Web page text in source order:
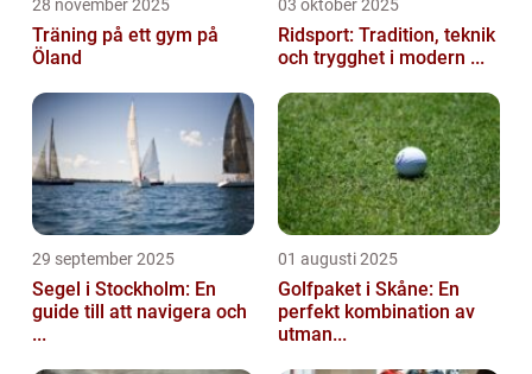
28 november 2025
Träning på ett gym på
Öland
03 oktober 2025
Ridsport: Tradition, teknik
och trygghet i modern ...
29 september 2025
Segel i Stockholm: En
guide till att navigera och
...
01 augusti 2025
Golfpaket i Skåne: En
perfekt kombination av
utman...